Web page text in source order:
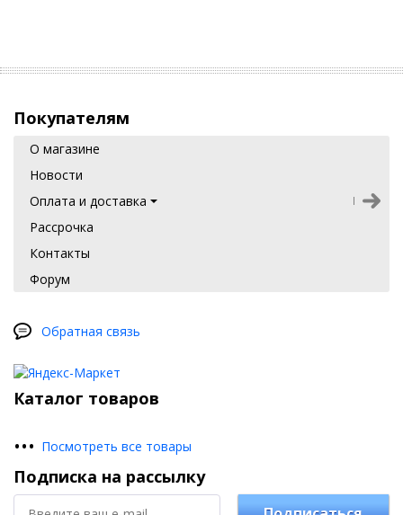
Покупателям
О магазине
Новости
Оплата и доставка
Рассрочка
Контакты
Форум
Обратная связь
Каталог товаров
••• Посмотреть все товары
Подписка на рассылку